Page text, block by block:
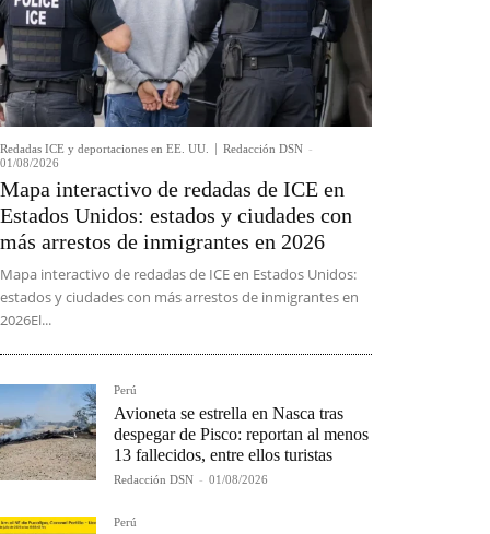
Redadas ICE y deportaciones en EE. UU. Redacción DSN -
01/08/2026
Mapa interactivo de redadas de ICE en
Estados Unidos: estados y ciudades con
más arrestos de inmigrantes en 2026
Mapa interactivo de redadas de ICE en Estados Unidos:
estados y ciudades con más arrestos de inmigrantes en
2026El...
Perú
Avioneta se estrella en Nasca tras
despegar de Pisco: reportan al menos
13 fallecidos, entre ellos turistas
Redacción DSN - 01/08/2026
Perú